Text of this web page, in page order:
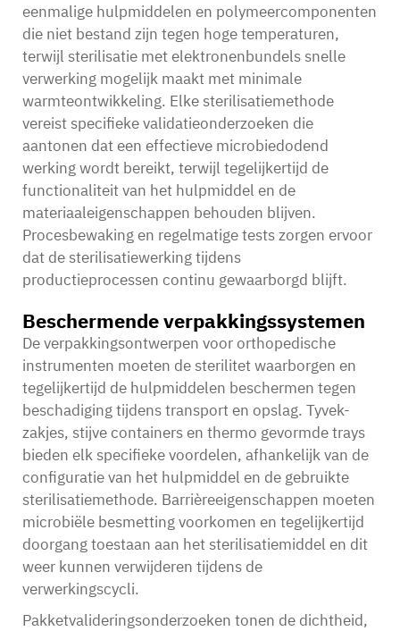
eenmalige hulpmiddelen en polymeercomponenten
die niet bestand zijn tegen hoge temperaturen,
terwijl sterilisatie met elektronenbundels snelle
verwerking mogelijk maakt met minimale
warmteontwikkeling. Elke sterilisatiemethode
vereist specifieke validatieonderzoeken die
aantonen dat een effectieve microbiedodend
werking wordt bereikt, terwijl tegelijkertijd de
functionaliteit van het hulpmiddel en de
materiaaleigenschappen behouden blijven.
Procesbewaking en regelmatige tests zorgen ervoor
dat de sterilisatiewerking tijdens
productieprocessen continu gewaarborgd blijft.
Beschermende verpakkingssystemen
De verpakkingsontwerpen voor orthopedische
instrumenten moeten de sterilitet waarborgen en
tegelijkertijd de hulpmiddelen beschermen tegen
beschadiging tijdens transport en opslag. Tyvek-
zakjes, stijve containers en thermo gevormde trays
bieden elk specifieke voordelen, afhankelijk van de
configuratie van het hulpmiddel en de gebruikte
sterilisatiemethode. Barrièreeigenschappen moeten
microbiële besmetting voorkomen en tegelijkertijd
doorgang toestaan aan het sterilisatiemiddel en dit
weer kunnen verwijderen tijdens de
verwerkingscycli.
Pakketvalideringsonderzoeken tonen de dichtheid,